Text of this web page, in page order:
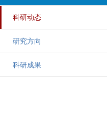
科研动态
研究方向
科研成果